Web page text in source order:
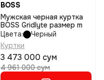
BOSS
Мужская черная куртка
BOSS Gridlyte размер m
Цвета:
Черный
Куртки
3 473 000 сум
4 961 000 сум